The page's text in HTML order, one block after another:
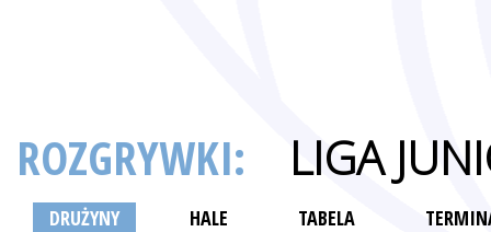
ROZGRYWKI: LIGA
DRUŻYNY HALE TABELA